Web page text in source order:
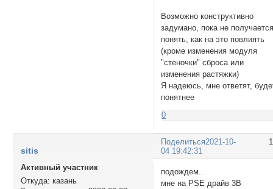
Возможно конструктивно
задумано, пока не
понять, как на это повлиять
(кроме изменения модуля
"стеночки" сброса или
изменения растяжки)
Я надеюсь, мне ответят,
понятнее
0
Поделиться2021-10-
04 19:42:31
sitis
Активный участник
Откуда: казань
подождем..
мне на PSE драйв 3В